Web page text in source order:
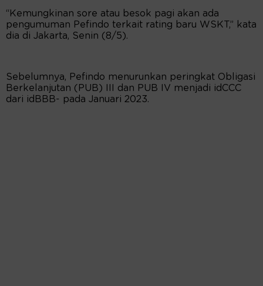
“Kemungkinan sore atau besok pagi akan ada
pengumuman Pefindo terkait rating baru WSKT,” kata
dia di Jakarta, Senin (8/5).
Sebelumnya, Pefindo menurunkan peringkat Obligasi
Berkelanjutan (PUB) III dan PUB IV menjadi idCCC
dari idBBB- pada Januari 2023.